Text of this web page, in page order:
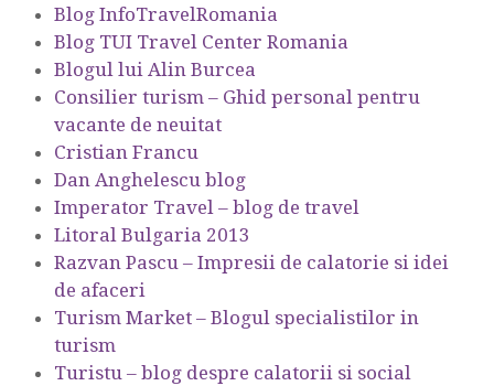
Blog InfoTravelRomania
Blog TUI Travel Center Romania
Blogul lui Alin Burcea
Consilier turism – Ghid personal pentru
vacante de neuitat
Cristian Francu
Dan Anghelescu blog
Imperator Travel – blog de travel
Litoral Bulgaria 2013
Razvan Pascu – Impresii de calatorie si idei
de afaceri
Turism Market – Blogul specialistilor in
turism
Turistu – blog despre calatorii si social